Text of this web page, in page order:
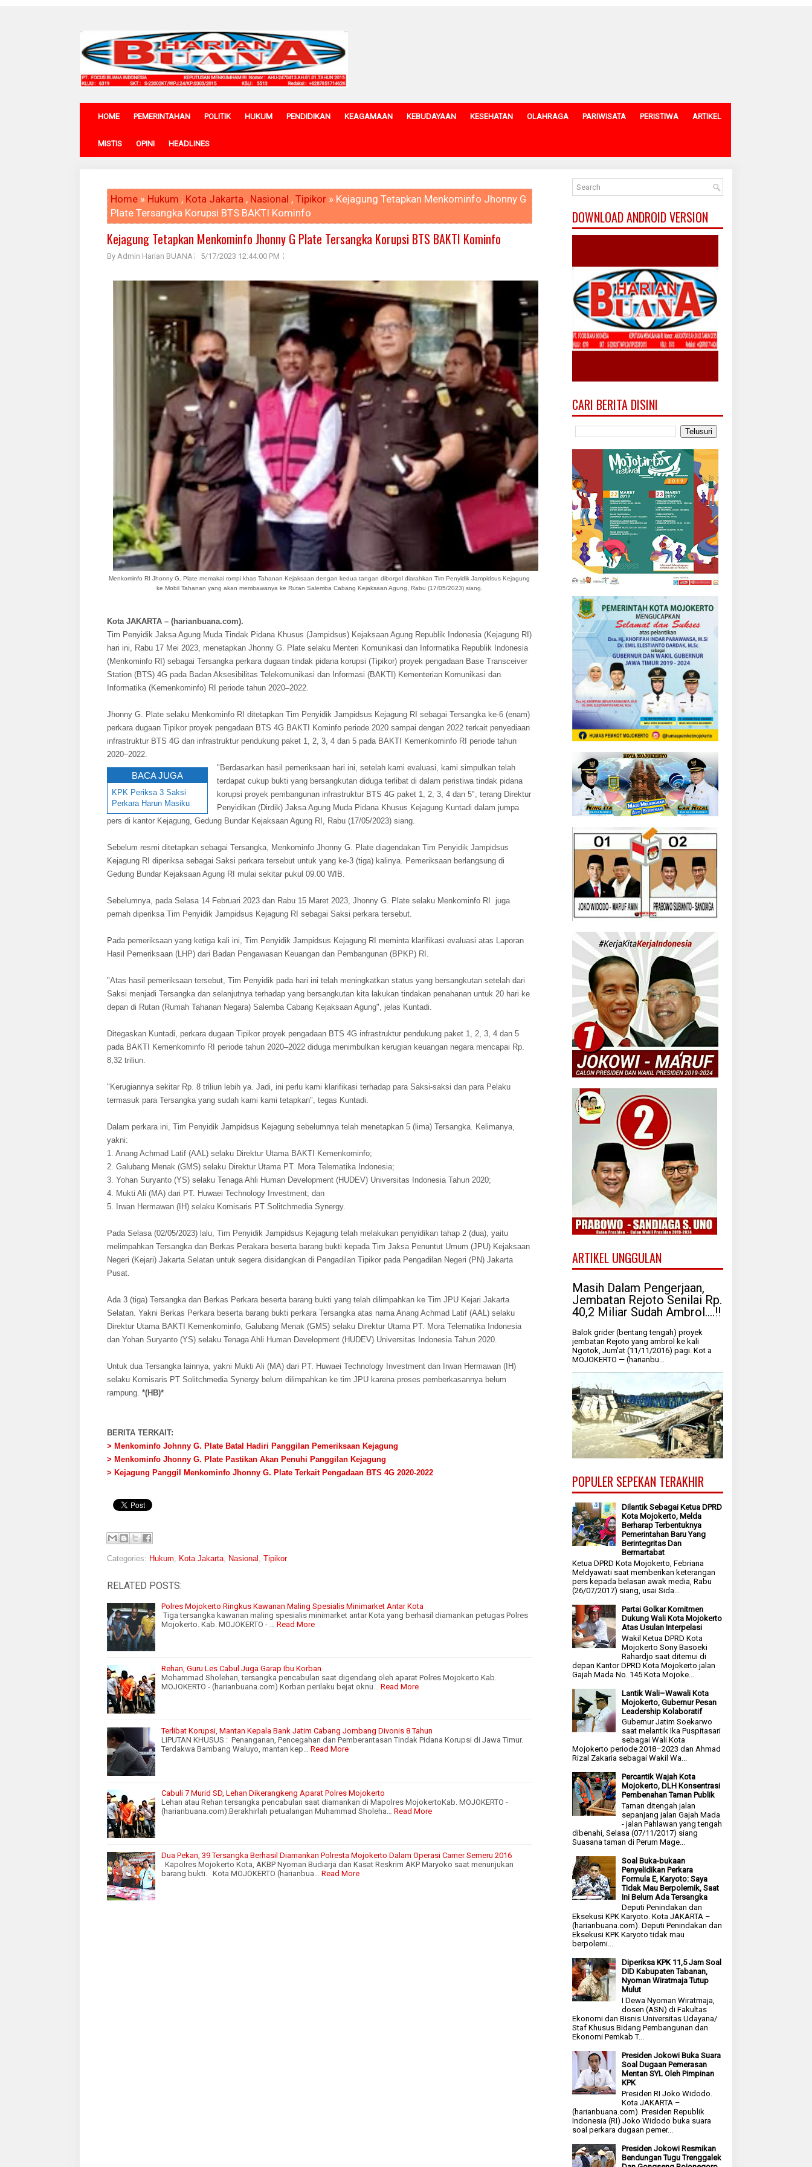
HOME PEMERINTAHAN POLITIK HUKUM PENDIDIKAN KEAGAMAAN KEBUDAYAAN KESEHATAN OLAHRAGA PARIWISATA PERISTIWA ARTIKEL
MISTIS OPINI HEADLINES
Home » Hukum , Kota Jakarta , Nasional , Tipikor » Kejagung Tetapkan Menkominfo Jhonny G
Plate Tersangka Korupsi BTS BAKTI Kominfo
Kejagung Tetapkan Menkominfo Jhonny G Plate Tersangka Korupsi BTS BAKTI Kominfo
By Admin Harian BUANA 5/17/2023 12:44:00 PM
Menkominfo RI Jhonny G. Plate memakai rompi khas Tahanan Kejaksaan dengan kedua tangan diborgol diarahkan Tim Penyidik Jampidsus Kejagung
ke Mobil Tahanan yang akan membawanya ke Rutan Salemba Cabang Kejaksaan Agung, Rabu (17/05/2023) siang.
Kota JAKARTA – (harianbuana.com).
Tim Penyidik Jaksa Agung Muda Tindak Pidana Khusus (Jampidsus) Kejaksaan Agung Republik Indonesia (Kejagung RI)
hari ini, Rabu 17 Mei 2023, menetapkan Jhonny G. Plate selaku Menteri Komunikasi dan Informatika Republik Indonesia
(Menkominfo RI) sebagai Tersangka perkara dugaan tindak pidana korupsi (Tipikor) proyek pengadaan Base Transceiver
Station (BTS) 4G pada Badan Aksesibilitas Telekomunikasi dan Informasi (BAKTI) Kementerian Komunikasi dan
Informatika (Kemenkominfo) RI periode tahun 2020–2022.
Jhonny G. Plate selaku Menkominfo RI ditetapkan Tim Penyidik Jampidsus Kejagung RI sebagai Tersangka ke-6 (enam)
perkara dugaan Tipikor proyek pengadaan BTS 4G BAKTI Kominfo periode 2020 sampai dengan 2022 terkait penyediaan
infrastruktur BTS 4G dan infrastruktur pendukung paket 1, 2, 3, 4 dan 5 pada BAKTI Kemenkominfo RI periode tahun
2020–2022.
BACA JUGA
KPK Periksa 3 Saksi
Perkara Harun Masiku
"Berdasarkan hasil pemeriksaan hari ini, setelah kami evaluasi, kami simpulkan telah
terdapat cukup bukti yang bersangkutan diduga terlibat di dalam peristiwa tindak pidana
korupsi proyek pembangunan infrastruktur BTS 4G paket 1, 2, 3, 4 dan 5", terang Direktur
Penyidikan (Dirdik) Jaksa Agung Muda Pidana Khusus Kejagung Kuntadi dalam jumpa
pers di kantor Kejagung, Gedung Bundar Kejaksaan Agung RI, Rabu (17/05/2023) siang.
Sebelum resmi ditetapkan sebagai Tersangka, Menkominfo Jhonny G. Plate diagendakan Tim Penyidik Jampidsus
Kejagung RI diperiksa sebagai Saksi perkara tersebut untuk yang ke-3 (tiga) kalinya. Pemeriksaan berlangsung di
Gedung Bundar Kejaksaan Agung RI mulai sekitar pukul 09.00 WIB.
Sebelumnya, pada Selasa 14 Februari 2023 dan Rabu 15 Maret 2023, Jhonny G. Plate selaku Menkominfo RI juga
pernah diperiksa Tim Penyidik Jampidsus Kejagung RI sebagai Saksi perkara tersebut.
Pada pemeriksaan yang ketiga kali ini, Tim Penyidik Jampidsus Kejagung RI meminta klarifikasi evaluasi atas Laporan
Hasil Pemeriksaan (LHP) dari Badan Pengawasan Keuangan dan Pembangunan (BPKP) RI.
"Atas hasil pemeriksaan tersebut, Tim Penyidik pada hari ini telah meningkatkan status yang bersangkutan setelah dari
Saksi menjadi Tersangka dan selanjutnya terhadap yang bersangkutan kita lakukan tindakan penahanan untuk 20 hari ke
depan di Rutan (Rumah Tahanan Negara) Salemba Cabang Kejaksaan Agung", jelas Kuntadi.
Ditegaskan Kuntadi, perkara dugaan Tipikor proyek pengadaan BTS 4G infrastruktur pendukung paket 1, 2, 3, 4 dan 5
pada BAKTI Kemenkominfo RI periode tahun 2020–2022 diduga menimbulkan kerugian keuangan negara mencapai Rp.
8,32 triliun.
"Kerugiannya sekitar Rp. 8 triliun lebih ya. Jadi, ini perlu kami klarifikasi terhadap para Saksi-saksi dan para Pelaku
termasuk para Tersangka yang sudah kami kami tetapkan", tegas Kuntadi.
Dalam perkara ini, Tim Penyidik Jampidsus Kejagung sebelumnya telah menetapkan 5 (lima) Tersangka. Kelimanya,
yakni:
1. Anang Achmad Latif (AAL) selaku Direktur Utama BAKTI Kemenkominfo;
2. Galubang Menak (GMS) selaku Direktur Utama PT. Mora Telematika Indonesia;
3. Yohan Suryanto (YS) selaku Tenaga Ahli Human Development (HUDEV) Universitas Indonesia Tahun 2020;
4. Mukti Ali (MA) dari PT. Huwaei Technology Investment; dan
5. Irwan Hermawan (IH) selaku Komisaris PT Solitchmedia Synergy.
Pada Selasa (02/05/2023) lalu, Tim Penyidik Jampidsus Kejagung telah melakukan penyidikan tahap 2 (dua), yaitu
melimpahkan Tersangka dan Berkas Perakara beserta barang bukti kepada Tim Jaksa Penuntut Umum (JPU) Kejaksaan
Negeri (Kejari) Jakarta Selatan untuk segera disidangkan di Pengadilan Tipikor pada Pengadilan Negeri (PN) Jakarta
Pusat.
Ada 3 (tiga) Tersangka dan Berkas Perkara beserta barang bukti yang telah dilimpahkan ke Tim JPU Kejari Jakarta
Selatan. Yakni Berkas Perkara beserta barang bukti perkara Tersangka atas nama Anang Achmad Latif (AAL) selaku
Direktur Utama BAKTI Kemenkominfo, Galubang Menak (GMS) selaku Direktur Utama PT. Mora Telematika Indonesia
dan Yohan Suryanto (YS) selaku Tenaga Ahli Human Development (HUDEV) Universitas Indonesia Tahun 2020.
Untuk dua Tersangka lainnya, yakni Mukti Ali (MA) dari PT. Huwaei Technology Investment dan Irwan Hermawan (IH)
selaku Komisaris PT Solitchmedia Synergy belum dilimpahkan ke tim JPU karena proses pemberkasannya belum
rampung. *(HB)*
BERITA TERKAIT:
> Menkominfo Johnny G. Plate Batal Hadiri Panggilan Pemeriksaan Kejagung
> Menkominfo Jhonny G. Plate Pastikan Akan Penuhi Panggilan Kejagung
> Kejagung Panggil Menkominfo Jhonny G. Plate Terkait Pengadaan BTS 4G 2020-2022
Categories: Hukum, Kota Jakarta, Nasional , Tipikor
RELATED POSTS:
Polres Mojokerto Ringkus Kawanan Maling Spesialis Minimarket Antar Kota
Tiga tersangka kawanan maling spesialis minimarket antar Kota yang berhasil diamankan petugas Polres
Mojokerto. Kab. MOJOKERTO - … Read More
Rehan, Guru Les Cabul Juga Garap Ibu Korban
Mohammad Sholehan, tersangka pencabulan saat digendang oleh aparat Polres Mojokerto.Kab.
MOJOKERTO - (harianbuana.com).Korban perilaku bejat oknu… Read More
Terlibat Korupsi, Mantan Kepala Bank Jatim Cabang Jombang Divonis 8 Tahun
LIPUTAN KHUSUS : Penanganan, Pencegahan dan Pemberantasan Tindak Pidana Korupsi di Jawa Timur.
Terdakwa Bambang Waluyo, mantan kep… Read More
Cabuli 7 Murid SD, Lehan Dikerangkeng Aparat Polres Mojokerto
Lehan atau Rehan tersangka pencabulan saat diamankan di Mapolres MojokertoKab. MOJOKERTO -
(harianbuana.com).Berakhirlah petualangan Muhammad Sholeha… Read More
Dua Pekan, 39 Tersangka Berhasil Diamankan Polresta Mojokerto Dalam Operasi Camer Semeru 2016
Kapolres Mojokerto Kota, AKBP Nyoman Budiarja dan Kasat Reskrim AKP Maryoko saat menunjukan
barang bukti. Kota MOJOKERTO (harianbua… Read More
DOWNLOAD ANDROID VERSION
CARI BERITA DISINI
ARTIKEL UNGGULAN
Masih Dalam Pengerjaan,
Jembatan Rejoto Senilai Rp.
40,2 Miliar Sudah Ambrol....!!
Balok grider (bentang tengah) proyek
jembatan Rejoto yang ambrol ke kali
Ngotok, Jum'at (11/11/2016) pagi. Kot a
MOJOKERTO — (harianbu...
POPULER SEPEKAN TERAKHIR
Dilantik Sebagai Ketua DPRD
Kota Mojokerto, Melda
Berharap Terbentuknya
Pemerintahan Baru Yang
Berintegritas Dan
Bermartabat
Ketua DPRD Kota Mojokerto, Febriana
Meldyawati saat memberikan keterangan
pers kepada belasan awak media, Rabu
(26/07/2017) siang, usai Sida...
Partai Golkar Komitmen
Dukung Wali Kota Mojokerto
Atas Usulan Interpelasi
Wakil Ketua DPRD Kota
Mojokerto Sony Basoeki
Rahardjo saat ditemui di
depan Kantor DPRD Kota Mojokerto jalan
Gajah Mada No. 145 Kota Mojoke...
Lantik Wali–Wawali Kota
Mojokerto, Gubernur Pesan
Leadership Kolaboratif
Gubernur Jatim Soekarwo
saat melantik Ika Puspitasari
sebagai Wali Kota
Mojokerto periode 2018–2023 dan Ahmad
Rizal Zakaria sebagai Wakil Wa...
Percantik Wajah Kota
Mojokerto, DLH Konsentrasi
Pembenahan Taman Publik
Taman ditengah jalan
sepanjang jalan Gajah Mada
- jalan Pahlawan yang tengah
dibenahi, Selasa (07/11/2017) siang
Suasana taman di Perum Mage...
Soal Buka-bukaan
Penyelidikan Perkara
Formula E, Karyoto: Saya
Tidak Mau Berpolemik, Saat
Ini Belum Ada Tersangka
Deputi Penindakan dan
Eksekusi KPK Karyoto. Kota JAKARTA –
(harianbuana.com). Deputi Penindakan dan
Eksekusi KPK Karyoto tidak mau
berpolemi...
Diperiksa KPK 11,5 Jam Soal
DID Kabupaten Tabanan,
Nyoman Wiratmaja Tutup
Mulut
I Dewa Nyoman Wiratmaja,
dosen (ASN) di Fakultas
Ekonomi dan Bisnis Universitas Udayana/
Staf Khusus Bidang Pembangunan dan
Ekonomi Pemkab T...
Presiden Jokowi Buka Suara
Soal Dugaan Pemerasan
Mentan SYL Oleh Pimpinan
KPK
Presiden RI Joko Widodo.
Kota JAKARTA –
(harianbuana.com). Presiden Republik
Indonesia (RI) Joko Widodo buka suara
soal perkara dugaan pemer...
Presiden Jokowi Resmikan
Bendungan Tugu Trenggalek